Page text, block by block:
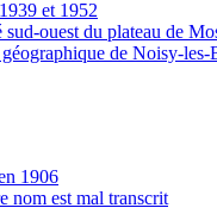
et 1952
ouest du plateau de
de Noisy-les-
1906
nom est mal transcrit